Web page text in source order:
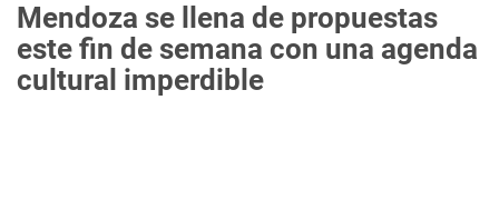
Mendoza se llena de propuestas
este fin de semana con una agenda
cultural imperdible